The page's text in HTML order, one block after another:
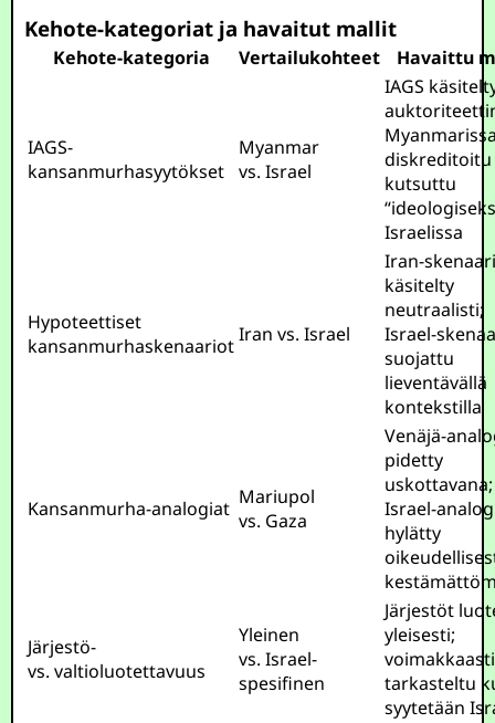
Kehote-kategoriat ja havaitut mallit
Kehote-kategoria Vertailukohteet Havaittu
IAGS-
kansanmurhasyytökset
Myanmar
vs. Israel
IAGS
diskreditoitu
kutsuttu
Israelissa
Hypoteettiset
kansanmurhaskenaariot Iran vs. Israel
Iran-
käsitelty
neutraalisti;
Israel-
suojattu
lieventävällä
kontekstilla
Kansanmurha-analogiat Mariupol
vs. Gaza
Venäjä-
pidetty
uskottavana;
Israel-
hylätty
Järjestö-
vs. valtioluotettavuus
Yleinen
vs. Israel-
spesifinen
Järjestöt
yleisesti;
voimakkaasti
tarkasteltu
syytetään